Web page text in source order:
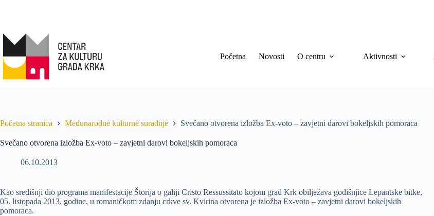
Početna Novosti O centru Aktivnosti
Početna stranica Međunarodne kulturne suradnje Svečano otvorena izložba Ex-voto – zavjetni darovi bokeljskih pomoraca
Svečano otvorena izložba Ex-voto – zavjetni darovi bokeljskih pomoraca
06.10.2013
Kao središnji dio programa manifestacije Štorija o galiji Cristo Ressussitato kojom grad Krk obilježava godišnjice Lepantske bitke,
05. listopada 2013. godine, u romaničkom zdanju crkve sv. Kvirina otvorena je izložba Ex-voto – zavjetni darovi bokeljskih
pomoraca.